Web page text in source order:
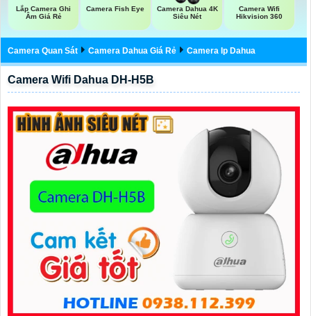
Lắp Camera Ghi
Âm Giá Rẻ
Camera Fish Eye
Camera Dahua 4K
Siêu Nét
Camera Wifi
Hikvision 360
Camera Quan Sát Camera Dahua Giá Rẻ Camera Ip Dahua
Camera Wifi Dahua DH-H5B